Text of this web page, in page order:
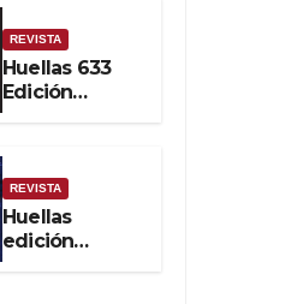
REVISTA
Huellas 633
Edición
REVISTA
Huellas
edición